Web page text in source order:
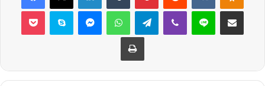
Pocket Skype MessengerWhatsAppTelegramViber Line E-Posta ile
Yazdır